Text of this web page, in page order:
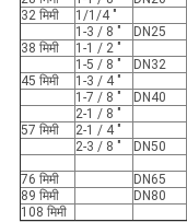
32 मिमी
1/1/4 "
1-3 / 8 "
DN25
38 मिमी
1-1 / 2 "
1-5 / 8 "
DN32
45 मिमी
1-3 / 4 "
1-7 / 8 "
DN40
2-1 / 8 "
57 मिमी
2-1 / 4 "
2-3 / 8 "
DN50
76 मिमी
DN65
89 मिमी
DN80
108 मिमी